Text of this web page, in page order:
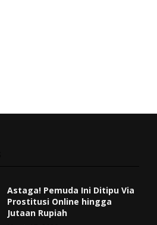
Astaga! Pemuda Ini Ditipu Via
Prostitusi Online hingga
Jutaan Rupiah